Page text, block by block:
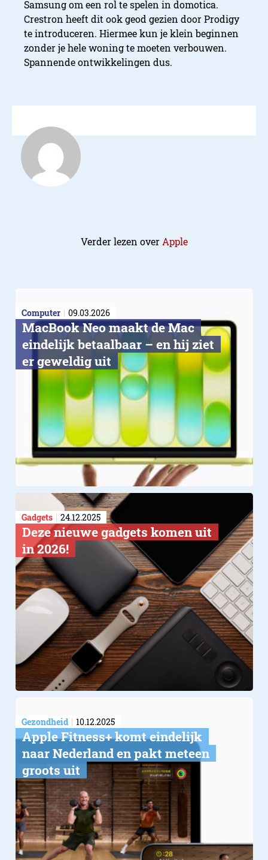
Samsung om een rol te spelen in domotica.
Crestron heeft dit ook geod gezien door Prodigy
te introduceren. Hiermee kun je klein beginnen
zonder je hele woning te moeten verbouwen.
Spannende ontwikkelingen dus.
Verder lezen overApple
Computer 09.03.2026
MacBook Neo maakt de Mac
eindelijk betaalbaar – en hij ziet
er geweldig uit
Gadgets 24.12.2025
Deze nieuwe gadgets komen uit
in 2026!
Gezondheid 10.12.2025
Apple Fitness+ komt eindelijk
naar Nederland en pakt meteen
groots uit